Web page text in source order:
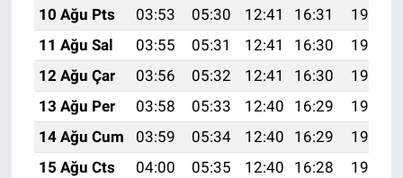
10 Ağu Pts
03:53 05:30 12:41 16:31
19:42
11 Ağu Sal
03:55 05:31 12:41 16:30
19:40
12 Ağu Çar
03:56 05:32 12:41 16:30
19:39
13 Ağu Per
03:58 05:33 12:40 16:29
19:38
14 Ağu Cum
03:59 05:34 12:40 16:29
19:36
15 Ağu Cts
04:00 05:35 12:40 16:28
19:35